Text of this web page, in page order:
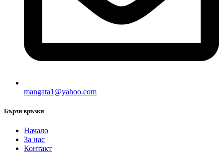
mangata1@yahoo.com
Бързи връзки
Начало
За нас
Контакт